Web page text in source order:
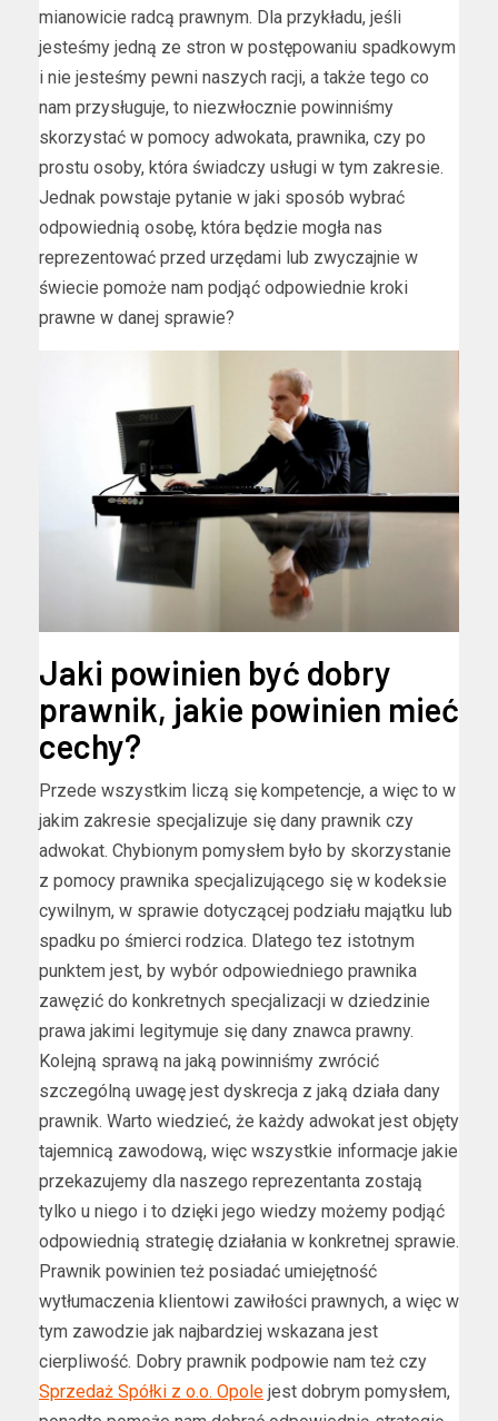
mianowicie radcą prawnym. Dla przykładu, jeśli
jesteśmy jedną ze stron w postępowaniu spadkowym
i nie jesteśmy pewni naszych racji, a także tego co
nam przysługuje, to niezwłocznie powinniśmy
skorzystać w pomocy adwokata, prawnika, czy po
prostu osoby, która świadczy usługi w tym zakresie.
Jednak powstaje pytanie w jaki sposób wybrać
odpowiednią osobę, która będzie mogła nas
reprezentować przed urzędami lub zwyczajnie w
świecie pomoże nam podjąć odpowiednie kroki
prawne w danej sprawie?
Jaki powinien być dobry
prawnik, jakie powinien mieć
cechy?
Przede wszystkim liczą się kompetencje, a więc to w
jakim zakresie specjalizuje się dany prawnik czy
adwokat. Chybionym pomysłem było by skorzystanie
z pomocy prawnika specjalizującego się w kodeksie
cywilnym, w sprawie dotyczącej podziału majątku lub
spadku po śmierci rodzica. Dlatego tez istotnym
punktem jest, by wybór odpowiedniego prawnika
zawęzić do konkretnych specjalizacji w dziedzinie
prawa jakimi legitymuje się dany znawca prawny.
Kolejną sprawą na jaką powinniśmy zwrócić
szczególną uwagę jest dyskrecja z jaką działa dany
prawnik. Warto wiedzieć, że każdy adwokat jest objęty
tajemnicą zawodową, więc wszystkie informacje jakie
przekazujemy dla naszego reprezentanta zostają
tylko u niego i to dzięki jego wiedzy możemy podjąć
odpowiednią strategię działania w konkretnej sprawie.
Prawnik powinien też posiadać umiejętność
wytłumaczenia klientowi zawiłości prawnych, a więc w
tym zawodzie jak najbardziej wskazana jest
cierpliwość. Dobry prawnik podpowie nam też czy
Sprzedaż Spółki z o.o. Opole jest dobrym pomysłem,